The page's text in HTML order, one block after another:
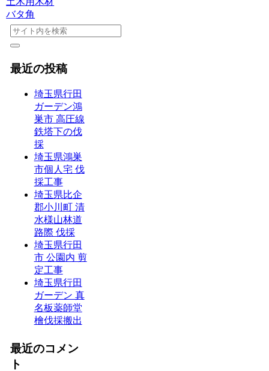
バタ角
最近の投稿
埼玉県行田
ガーデン鴻
巣市 高圧線
鉄塔下の伐
採
埼玉県鴻巣
市個人宅 伐
採工事
埼玉県比企
郡小川町 清
水様山林道
路際 伐採
埼玉県行田
市 公園内 剪
定工事
埼玉県行田
ガーデン 真
名板薬師堂
檜伐採搬出
最近のコメン
ト